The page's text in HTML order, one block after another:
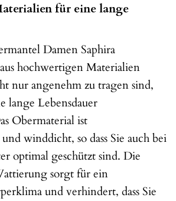
für eine lange
Damen Saphira
hochwertigen Materialien
nur angenehm zu tragen sind,
lange Lebensdauer
Obermaterial ist
winddicht, so dass Sie auch bei
optimal geschützt sind. Die
sorgt für ein
und verhindert, dass Sie